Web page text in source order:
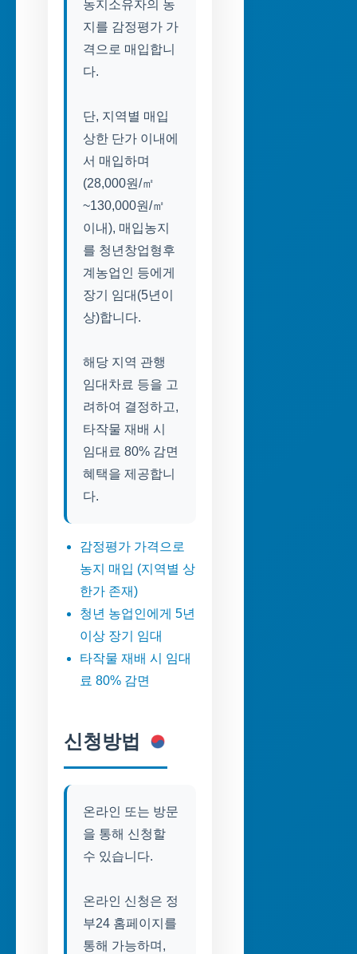
농지소유자의 농
지를 감정평가 가
격으로 매입합니
다.
단, 지역별 매입
상한 단가 이내에
서 매입하며
(28,000원/㎡
~130,000원/㎡
이내), 매입농지
를 청년창업형후
계농업인 등에게
장기 임대(5년이
상)합니다.
해당 지역 관행
임대차료 등을 고
려하여 결정하고,
타작물 재배 시
임대료 80% 감면
혜택을 제공합니
다.
감정평가 가격으로
농지 매입 (지역별 상
한가 존재)
청년 농업인에게 5년
이상 장기 임대
타작물 재배 시 임대
료 80% 감면
신청방법
온라인 또는 방문
을 통해 신청할
수 있습니다.
온라인 신청은 정
부24 홈페이지를
통해 가능하며,